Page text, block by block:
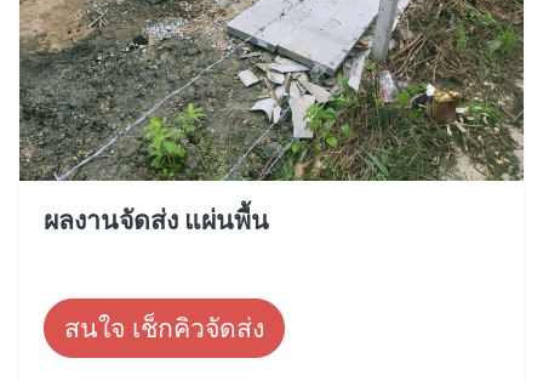
ผลงานจัดส่ง แผ่นพื้น
สนใจ เช็กคิวจัดส่ง